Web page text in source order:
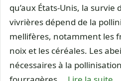
qu’aux États-Unis, la survie
vivrières dépend de la
mellifères, notamment les
noix et les céréales. Les
nécessaires à la